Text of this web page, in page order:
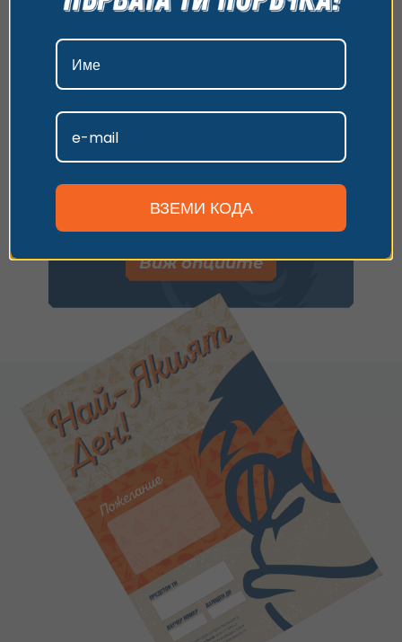
Имаш универсален ваучер
иливаучер за друго преживяване?
за да заявиш резервация.
Имаш код за отстъпка? Използвай го по
Виж опциите
данни, моля, посетете нашата страница за
поверителност.
Приемам
ВЗЕМИ КОДА